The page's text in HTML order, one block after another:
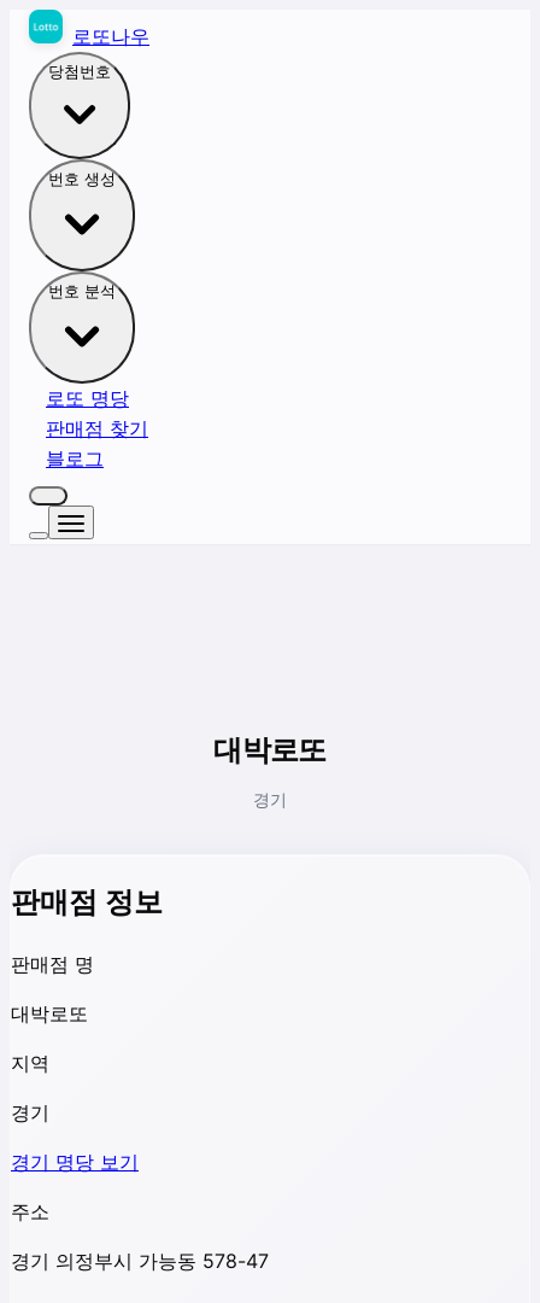
로또나우
당첨번호
번호 생성
번호 분석
로또 명당
판매점 찾기
블로그
대박로또
경기
판매점 정보
판매점 명
대박로또
지역
경기
경기 명당 보기
주소
경기 의정부시 가능동 578-47